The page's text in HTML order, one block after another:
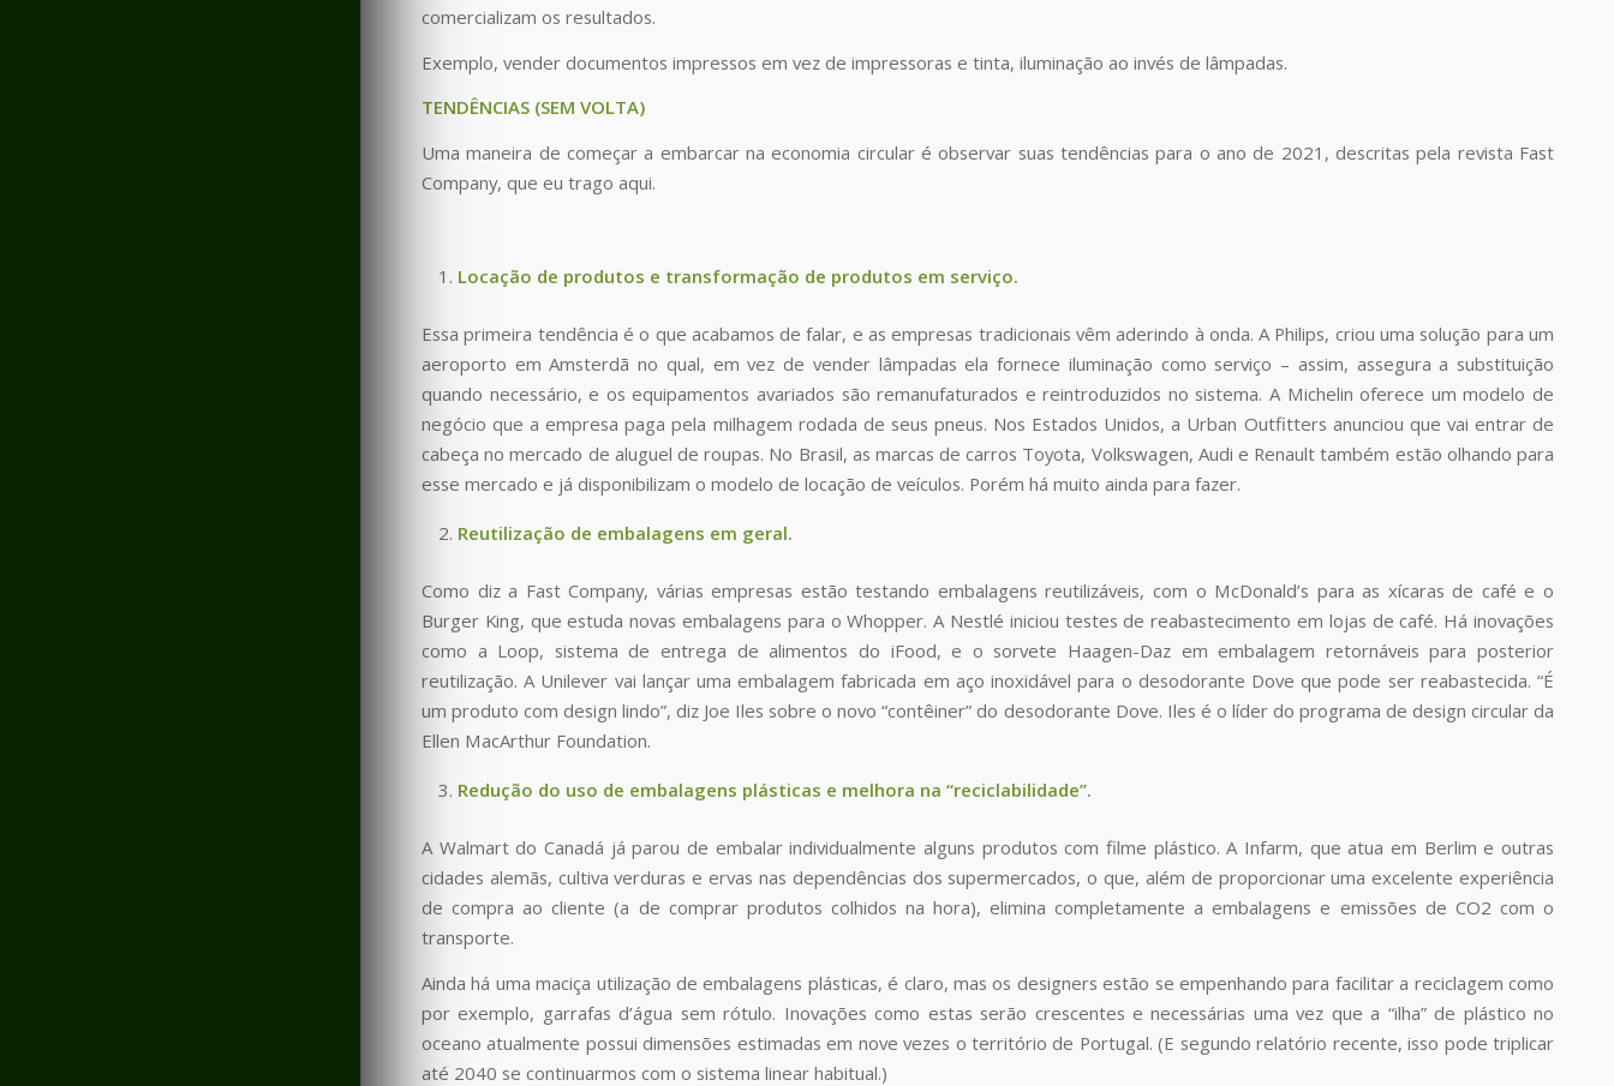
comercializam os resultados.
Exemplo, vender documentos impressos em vez de impressoras e tinta, iluminação ao invés de lâmpadas.
TENDÊNCIAS (SEM VOLTA)
Uma maneira de começar a embarcar na economia circular é observar suas tendências para o ano de 2021, descritas pela revista Fast
Company, que eu trago aqui.
Locação de produtos e transformação de produtos em serviço.
Essa primeira tendência é o que acabamos de falar, e as empresas tradicionais vêm aderindo à onda. A Philips, criou uma solução para um
aeroporto em Amsterdã no qual, em vez de vender lâmpadas ela fornece iluminação como serviço – assim, assegura a substituição
quando necessário, e os equipamentos avariados são remanufaturados e reintroduzidos no sistema. A Michelin oferece um modelo de
negócio que a empresa paga pela milhagem rodada de seus pneus. Nos Estados Unidos, a Urban Outfitters anunciou que vai entrar de
cabeça no mercado de aluguel de roupas. No Brasil, as marcas de carros Toyota, Volkswagen, Audi e Renault também estão olhando para
esse mercado e já disponibilizam o modelo de locação de veículos. Porém há muito ainda para fazer.
Reutilização de embalagens em geral.
Como diz a Fast Company, várias empresas estão testando embalagens reutilizáveis, com o McDonald’s para as xícaras de café e o
Burger King, que estuda novas embalagens para o Whopper. A Nestlé iniciou testes de reabastecimento em lojas de café. Há inovações
como a Loop, sistema de entrega de alimentos do iFood, e o sorvete Haagen-Daz em embalagem retornáveis para posterior
reutilização. A Unilever vai lançar uma embalagem fabricada em aço inoxidável para o desodorante Dove que pode ser reabastecida. “É
um produto com design lindo”, diz Joe Iles sobre o novo “contêiner” do desodorante Dove. Iles é o líder do programa de design circular da
Ellen MacArthur Foundation.
Redução do uso de embalagens plásticas e melhora na “reciclabilidade”.
A Walmart do Canadá já parou de embalar individualmente alguns produtos com filme plástico. A Infarm, que atua em Berlim e outras
cidades alemãs, cultiva verduras e ervas nas dependências dos supermercados, o que, além de proporcionar uma excelente experiência
de compra ao cliente (a de comprar produtos colhidos na hora), elimina completamente a embalagens e emissões de CO2 com o
transporte.
Ainda há uma maciça utilização de embalagens plásticas, é claro, mas os designers estão se empenhando para facilitar a reciclagem como
por exemplo, garrafas d’água sem rótulo. Inovações como estas serão crescentes e necessárias uma vez que a “ilha” de plástico no
oceano atualmente possui dimensões estimadas em nove vezes o território de Portugal. (E segundo relatório recente, isso pode triplicar
até 2040 se continuarmos com o sistema linear habitual.)